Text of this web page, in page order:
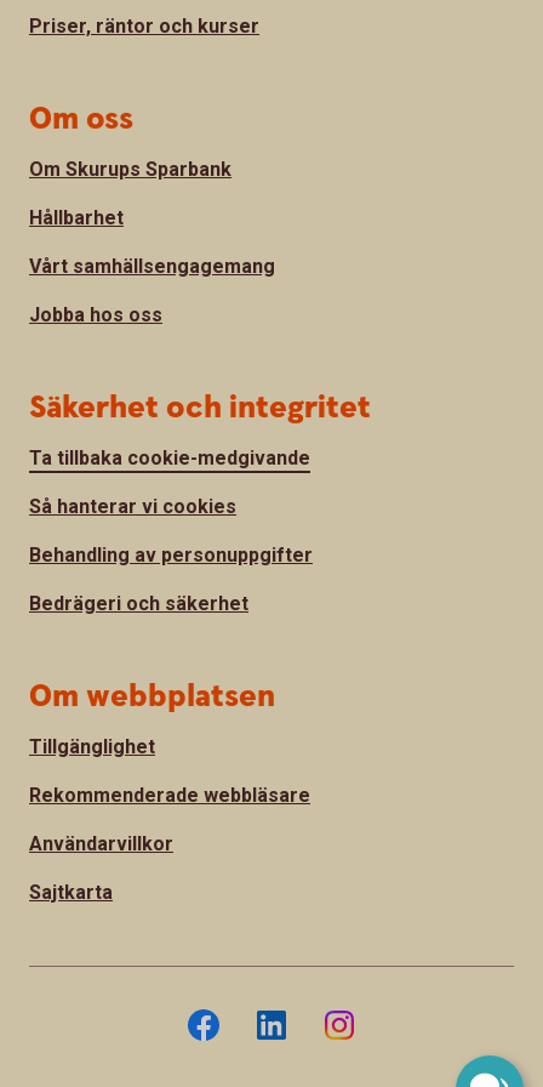
Priser, räntor och kurser
Om oss
Om Skurups Sparbank
Hållbarhet
Vårt samhällsengagemang
Jobba hos oss
Säkerhet och integritet
Ta tillbaka cookie-medgivande
Så hanterar vi cookies
Behandling av personuppgifter
Bedrägeri och säkerhet
Om webbplatsen
Tillgänglighet
Rekommenderade webbläsare
Användarvillkor
Sajtkarta